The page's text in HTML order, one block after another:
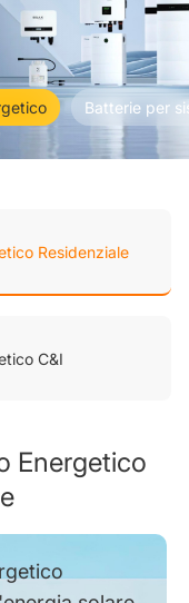
Batterie per
Residenziale
C&I
Energetico